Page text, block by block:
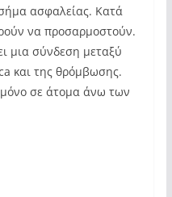
ασφαλείας. Κατά
να προσαρμοστούν.
μια σύνδεση μεταξύ
και της θρόμβωσης.
μόνο σε άτομα άνω των